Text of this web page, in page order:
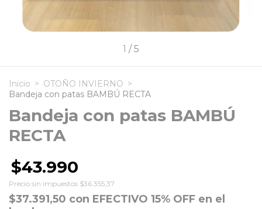
1 / 5
Inicio > OTOÑO INVIERNO >
Bandeja con patas BAMBÚ RECTA
Bandeja con patas BAMBÚ
RECTA
$43.990
Precio sin impuestos $36.355,37
$37.391,50 con EFECTIVO 15% OFF en el